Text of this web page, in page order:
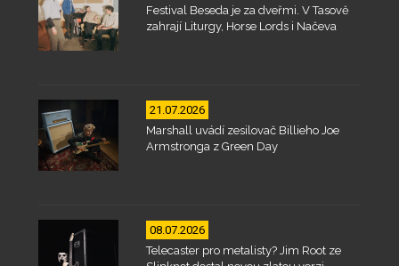
Festival Beseda je za dveřmi. V Tasově
zahrají Liturgy, Horse Lords i Načeva
21.07.2026
Marshall uvádí zesilovač Billieho Joe
Armstronga z Green Day
08.07.2026
Telecaster pro metalisty? Jim Root ze